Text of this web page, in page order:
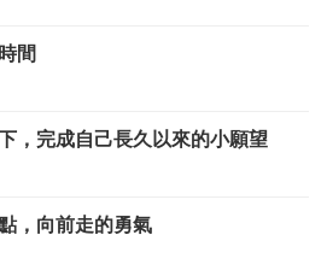
間
，完成自己長久以來的小願望
，向前走的勇氣